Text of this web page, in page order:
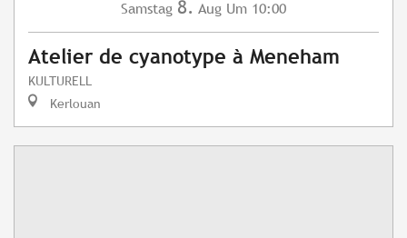
Samstag 8. Aug Um 10:00
Atelier de cyanotype à Meneham
KULTURELL
Kerlouan